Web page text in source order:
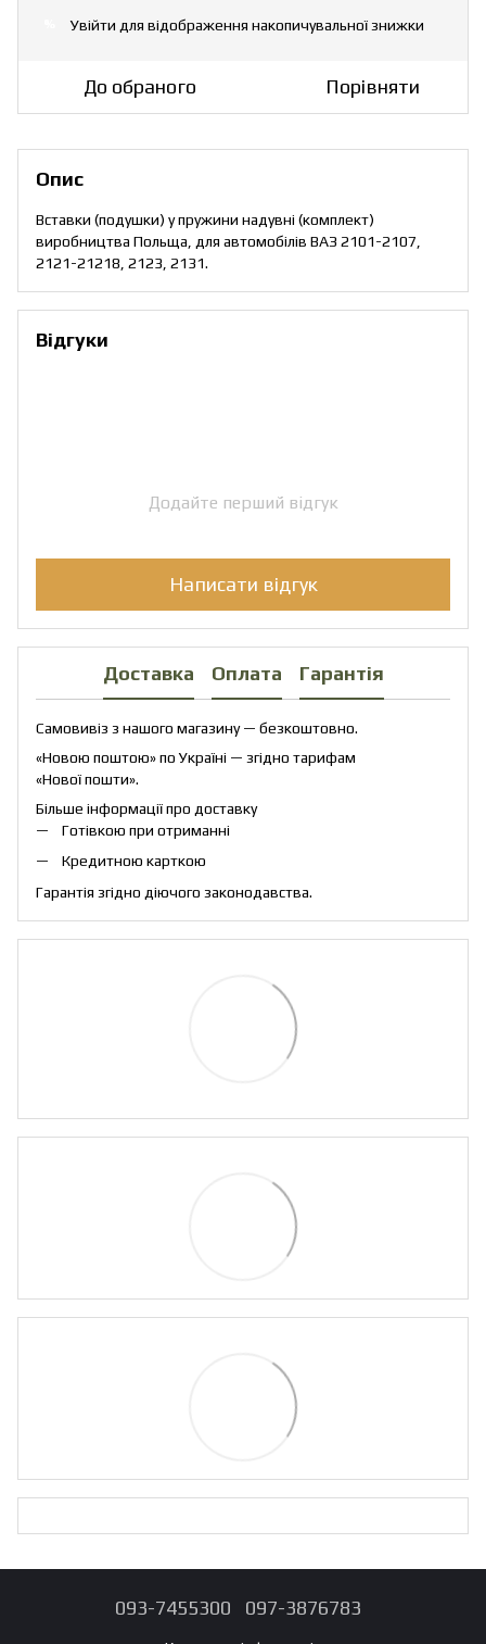
Увійти для відображення накопичувальної знижки
До обраного Порівняти
Опис
Вставки (подушки) у пружини надувні (комплект)
виробництва Польща, для автомобілів ВАЗ 2101-2107,
2121-21218, 2123, 2131.
Відгуки
Додайте перший відгук
Написати відгук
Доставка Оплата Гарантія
Самовивіз з нашого магазину — безкоштовно.
«Новою поштою» по Україні — згідно тарифам
«Нової пошти».
Більше інформації про доставку
Готівкою при отриманні
Кредитною карткою
Гарантія згідно діючого законодавства.
093-7455300 097-3876783